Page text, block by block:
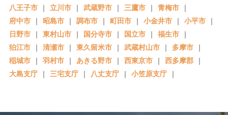
八王子市 ｜ 立川市 ｜ 武蔵野市 ｜ 三鷹市 ｜ 青梅市 ｜
府中市 ｜ 昭島市 ｜ 調布市 ｜ 町田市 ｜ 小金井市 ｜ 小平市 ｜
日野市 ｜ 東村山市 ｜ 国分寺市 ｜ 国立市 ｜ 福生市 ｜
狛江市 ｜ 清瀬市 ｜ 東久留米市 ｜ 武蔵村山市 ｜ 多摩市 ｜
稲城市 ｜ 羽村市 ｜ あきる野市 ｜ 西東京市 ｜ 西多摩郡 ｜
大島支庁 ｜ 三宅支庁 ｜ 八丈支庁 ｜ 小笠原支庁 ｜